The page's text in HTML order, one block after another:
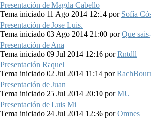
Presentación de Magda Cabello
Tema iniciado 11 Ago 2014 12:14 por Sofía
Presentación de Jose Luis.
Tema iniciado 03 Ago 2014 21:00 porQue
Presentación de Ana
Tema iniciado 09 Jul 2014 12:16 porRntdll
Presentación Raquel
Tema iniciado 02 Jul 2014 11:14 por
Presentación de Juan
Tema iniciado 25 Jul 2014 20:10 porMU
Presentación de Luis Mi
Tema iniciado 24 Jul 2014 12:36 porOmnes